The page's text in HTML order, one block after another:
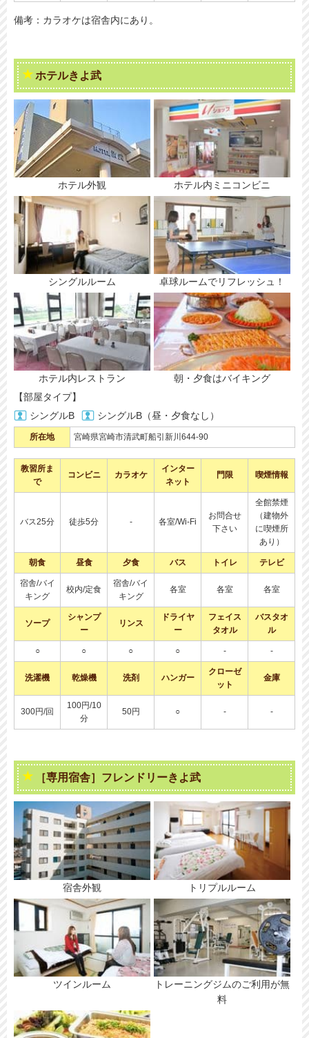
備考：カラオケは宿舎内にあり。
ホテルきよ武
ホテル外観 ホテル内ミニコンビニ
シングルルーム 卓球ルームでリフレッシュ！
ホテル内レストラン
朝・夕食はバイキング
【部屋タイプ】
シングルB
シングルB（昼・夕食なし）
所在地 宮崎県宮崎市清武町船引新川644-90
教習所ま
で
コンビニ カラオケ
インター
ネット
門限 喫煙情報
バス25分 徒歩5分 - 各室/Wi-Fi
お問合せ
下さい
全館禁煙
（建物外
に喫煙所
あり）
朝食 昼食 夕食 バス トイレ テレビ
宿舎/バイ
キング
校内/定食
宿舎/バイ
キング
各室 各室 各室
ソープ
シャンプ
ー
リンス
ドライヤ
ー
フェイス
タオル
バスタオ
ル
○ ○ ○ ○ - -
洗濯機 乾燥機 洗剤 ハンガー
クローゼ
ット
金庫
300円/回
100円/10
分
50円 ○ - -
［専用宿舎］フレンドリーきよ武
宿舎外観 トリプルルーム
ツインルーム
トレーニングジムのご利用が無
料